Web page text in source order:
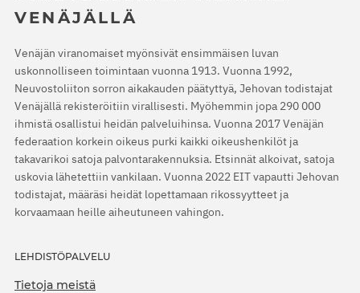
VENÄJÄLLÄ
Venäjän viranomaiset myönsivät ensimmäisen luvan
uskonnolliseen toimintaan vuonna 1913. Vuonna 1992,
Neuvostoliiton sorron aikakauden päätyttyä, Jehovan todistajat
Venäjällä rekisteröitiin virallisesti. Myöhemmin jopa 290 000
ihmistä osallistui heidän palveluihinsa. Vuonna 2017 Venäjän
federaation korkein oikeus purki kaikki oikeushenkilöt ja
takavarikoi satoja palvontarakennuksia. Etsinnät alkoivat, satoja
uskovia lähetettiin vankilaan. Vuonna 2022 EIT vapautti Jehovan
todistajat, määräsi heidät lopettamaan rikossyytteet ja
korvaamaan heille aiheutuneen vahingon.
LEHDISTÖPALVELU
Tietoja meistä